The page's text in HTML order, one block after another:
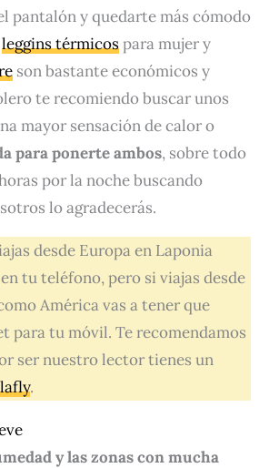
pantalón y quedarte más cómodo
leggins térmicospara mujer y
son bastante económicos y
te recomiendo buscar unos
mayor sensación de calor o
para ponerte ambos, sobre todo
por la noche buscando
lo agradecerás.
desde Europa en Laponia
tu teléfono, pero si viajas desde
América vas a tener que
para tu móvil. Te recomendamos
ser nuestro lector tienes un
.
medad y las zonas con mucha